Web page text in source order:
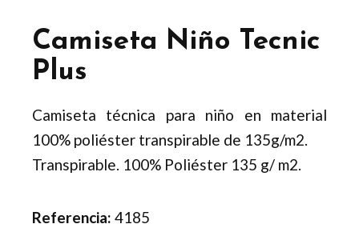
Camiseta Niño Tecnic
Plus
Camiseta técnica para niño en material
100% poliéster transpirable de 135g/m2.
Transpirable. 100% Poliéster 135 g/ m2.
Referencia: 4185